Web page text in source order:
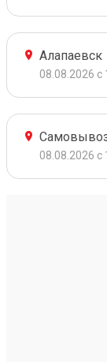
Алапаевск
08.08.2026 с
Самовывоз
08.08.2026 с